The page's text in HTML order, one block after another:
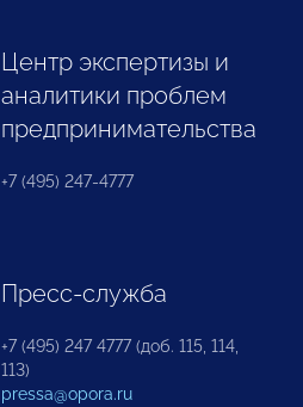
Центр экспертизы и
аналитики проблем
предпринимательства
+7 (495) 247-4777
Пресс-служба
+7 (495) 247 4777 (доб. 115, 114,
113)
pressa@opora.ru